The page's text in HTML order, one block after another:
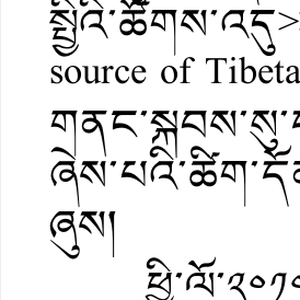
སྤྱིའི་ཚོགས་འདུ>>
source of
ཞུས།